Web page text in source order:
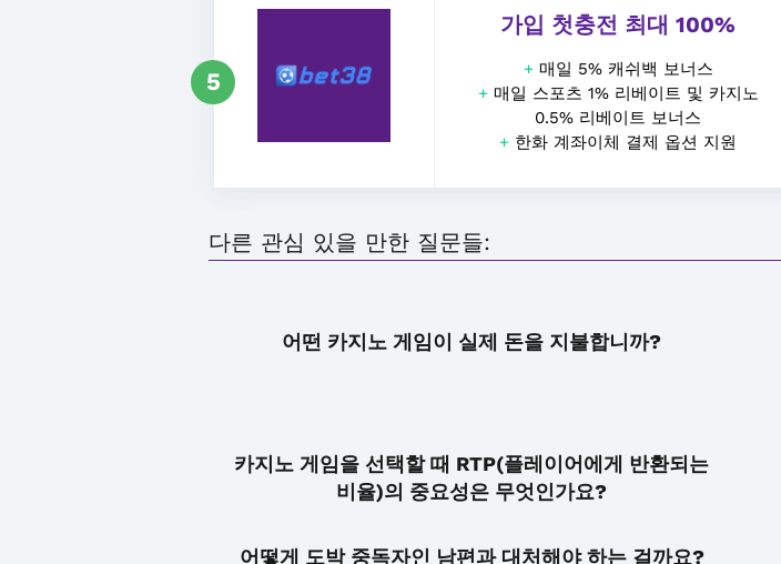
5
가입 첫충전 최대 100%
+ 매일 5% 캐쉬백 보너스
+ 매일 스포츠 1% 리베이트 및 카지노
0.5% 리베이트 보너스
+ 한화 계좌이체 결제 옵션 지원
다른 관심 있을 만한 질문들:
어떤 카지노 게임이 실제 돈을 지불합니까?
카지노 게임을 선택할 때 RTP(플레이어에게 반환되는
비율)의 중요성은 무엇인가요?
어떻게 도박 중독자인 남편과 대처해야 하는 걸까요?